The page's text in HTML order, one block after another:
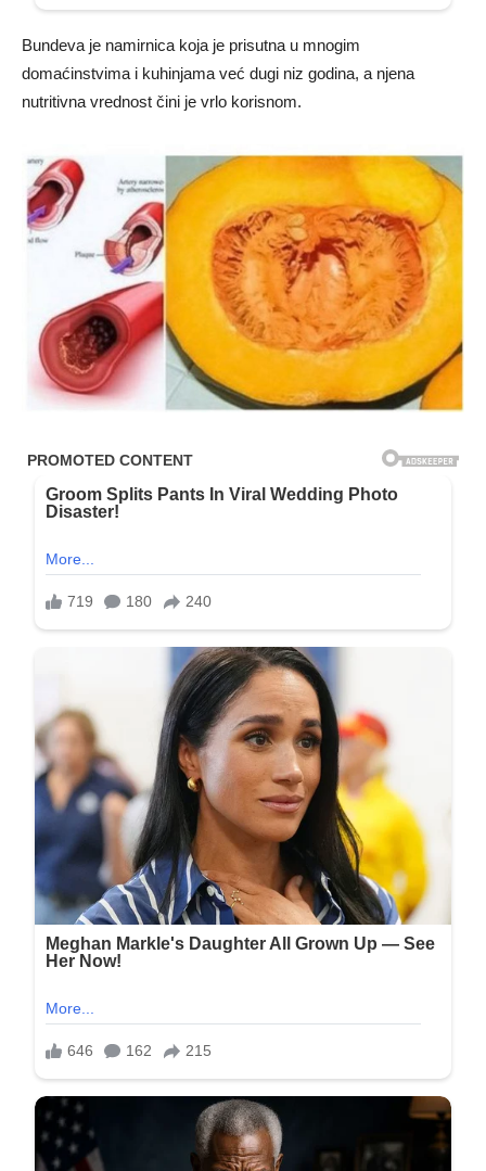
Bundeva je namirnica koja je prisutna u mnogim
domaćinstvima i kuhinjama već dugi niz godina, a njena
nutritivna vrednost čini je vrlo korisnom.